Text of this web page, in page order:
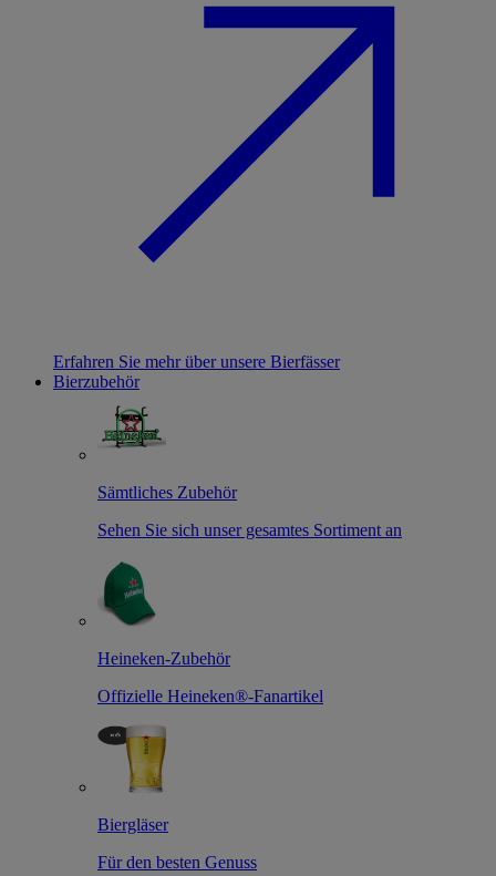
Erfahren Sie mehr über unsere Bierfässer
Bierzubehör
Sämtliches Zubehör
Sehen Sie sich unser gesamtes Sortiment an
Heineken-Zubehör
Offizielle Heineken®-Fanartikel
Biergläser
Für den besten Genuss